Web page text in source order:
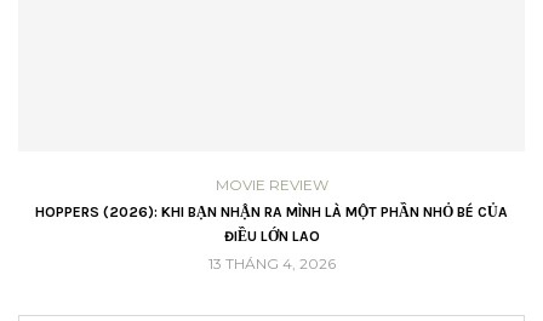
MOVIE REVIEW
HOPPERS (2026): KHI BẠN NHẬN RA MÌNH LÀ MỘT PHẦN NHỎ BÉ CỦA
ĐIỀU LỚN LAO
13 THÁNG 4, 2026